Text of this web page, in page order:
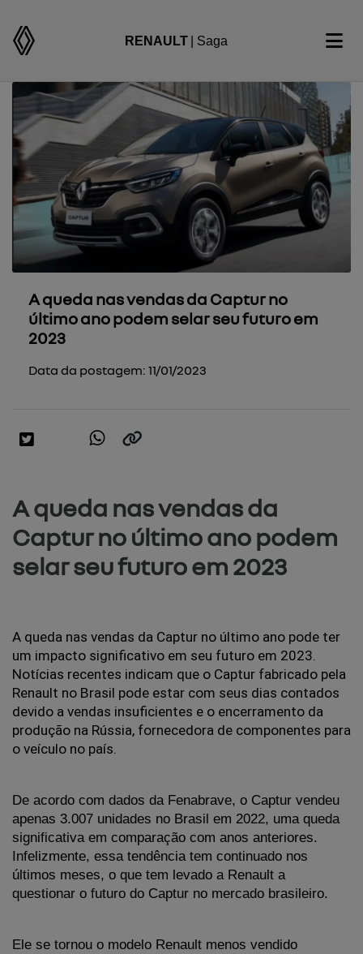
RENAULT | Saga
A queda nas vendas da Captur no
último ano podem selar seu futuro em
2023
Data da postagem: 11/01/2023
A queda nas vendas da
Captur no último ano podem
selar seu futuro em 2023
A queda nas vendas da Captur no último ano pode ter
um impacto significativo em seu futuro em 2023.
Notícias recentes indicam que o Captur fabricado pela
Renault no Brasil pode estar com seus dias contados
devido a vendas insuficientes e o encerramento da
produção na Rússia, fornecedora de componentes para
o veículo no país.
De acordo com dados da Fenabrave, o Captur vendeu
apenas 3.007 unidades no Brasil em 2022, uma queda
significativa em comparação com anos anteriores.
Infelizmente, essa tendência tem continuado nos
últimos meses, o que tem levado a Renault a
questionar o futuro do Captur no mercado brasileiro.
Ele se tornou o modelo Renault menos vendido